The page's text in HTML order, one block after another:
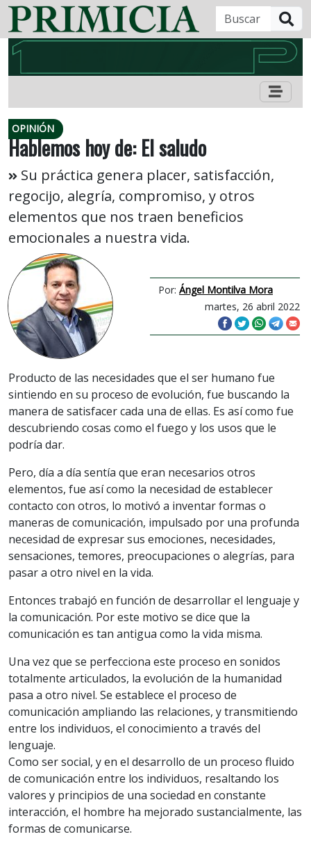
OPINIÓN
Hablemos hoy de: El saludo
Su práctica genera placer, satisfacción,
regocijo, alegría, compromiso, y otros
elementos que nos traen beneficios
emocionales a nuestra vida.
Por: Ángel Montilva Mora
martes, 26 abril 2022
Producto de las necesidades que el ser humano fue
sintiendo en su proceso de evolución, fue buscando la
manera de satisfacer cada una de ellas. Es así como fue
descubriendo cosas como el fuego y los usos que le
podría dar.
Pero, día a día sentía que eran necesarios otros
elementos, fue así como la necesidad de establecer
contacto con otros, lo motivó a inventar formas o
maneras de comunicación, impulsado por una profunda
necesidad de expresar sus emociones, necesidades,
sensaciones, temores, preocupaciones o alegrías, para
pasar a otro nivel en la vida.
Entonces trabajó en función de desarrollar el lenguaje y
la comunicación. Por este motivo se dice que la
comunicación es tan antigua como la vida misma.
Una vez que se perfecciona este proceso en sonidos
totalmente articulados, la evolución de la humanidad
pasa a otro nivel. Se establece el proceso de
comunicación ampliando las relaciones, y transmitiendo
entre los individuos, el conocimiento a través del
lenguaje.
Como ser social, y en el desarrollo de un proceso fluido
de comunicación entre los individuos, resaltando los
valores y principios de una sociedad en constante
interacción, el hombre ha mejorado sustancialmente, las
formas de comunicarse.